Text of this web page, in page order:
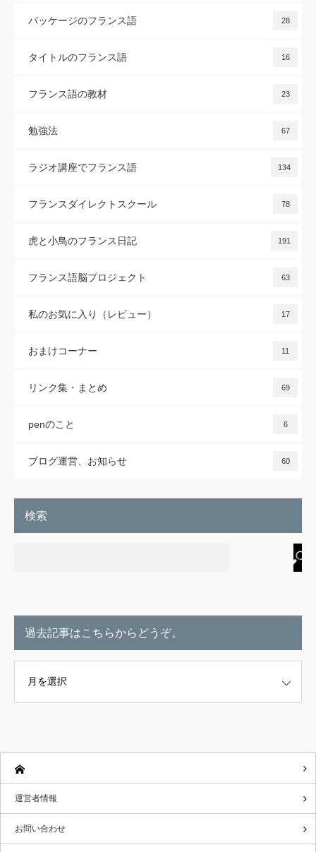
パッケージのフランス語 28
タイトルのフランス語 16
フランス語の教材 23
勉強法 67
ラジオ講座でフランス語 134
フランスダイレクトスクール 78
虎と小鳥のフランス日記 191
フランス語脳プロジェクト 63
私のお気に入り（レビュー） 17
おまけコーナー 11
リンク集・まとめ 69
penのこと 6
ブログ運営、お知らせ 60
検索
過去記事はこちらからどうぞ。
ちらからどうぞ。
運営者情報
お問い合わせ